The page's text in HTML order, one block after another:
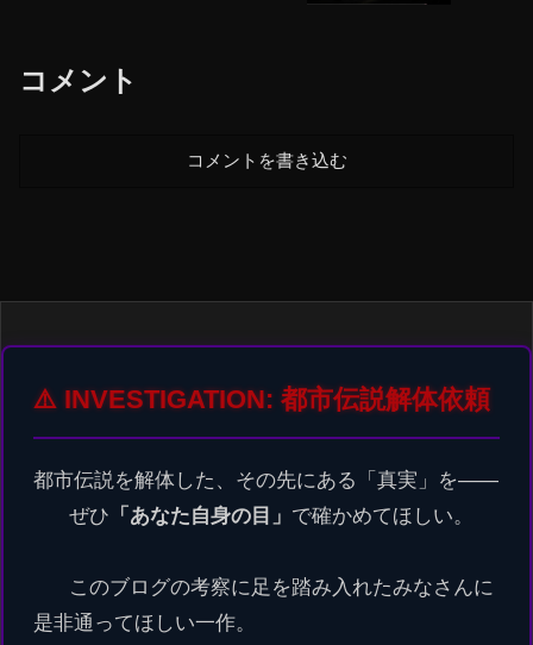
コメント
コメントを書き込む
⚠️ INVESTIGATION: 都市伝説解体依頼
都市伝説を解体した、その先にある「真実」を――
ぜひ 「あなた自身の目」 で確かめてほしい。
このブログの考察に足を踏み入れたみなさんに
是非通ってほしい一作。